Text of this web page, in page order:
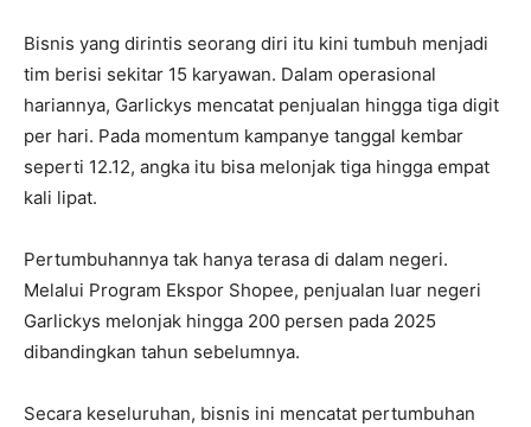
Bisnis yang dirintis seorang diri itu kini tumbuh menjadi
tim berisi sekitar 15 karyawan. Dalam operasional
hariannya, Garlickys mencatat penjualan hingga tiga digit
per hari. Pada momentum kampanye tanggal kembar
seperti 12.12, angka itu bisa melonjak tiga hingga empat
kali lipat.
Pertumbuhannya tak hanya terasa di dalam negeri.
Melalui Program Ekspor Shopee, penjualan luar negeri
Garlickys melonjak hingga 200 persen pada 2025
dibandingkan tahun sebelumnya.
Secara keseluruhan, bisnis ini mencatat pertumbuhan